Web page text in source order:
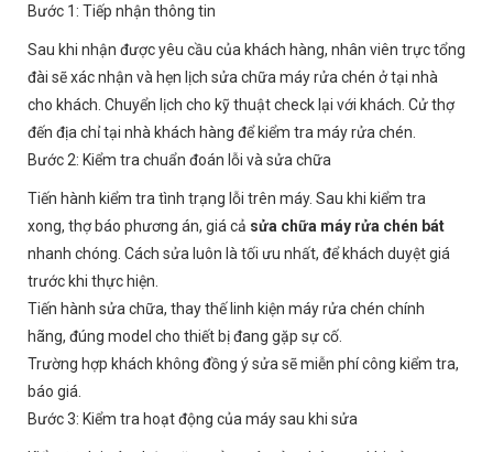
Bước 1: Tiếp nhận thông tin
Sau khi nhận được yêu cầu của khách hàng, nhân viên trực tổng
đài sẽ xác nhận và hẹn lịch sửa chữa máy rửa chén ở tại nhà
cho khách. Chuyển lịch cho kỹ thuật check lại với khách. Cử thợ
đến địa chỉ tại nhà khách hàng để kiểm tra máy rửa chén.
Bước 2: Kiểm tra chuẩn đoán lỗi và sửa chữa
Tiến hành kiểm tra tình trạng lỗi trên máy. Sau khi kiểm tra
xong, thợ báo phương án, giá cả sửa chữa máy rửa chén bát
nhanh chóng. Cách sửa luôn là tối ưu nhất, để khách duyệt giá
trước khi thực hiện.
Tiến hành sửa chữa, thay thế linh kiện máy rửa chén chính
hãng, đúng model cho thiết bị đang gặp sự cố.
Trường hợp khách không đồng ý sửa sẽ miễn phí công kiểm tra,
báo giá.
Bước 3: Kiểm tra hoạt động của máy sau khi sửa